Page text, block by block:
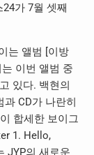
가 7월 셋째
는 앨범 [이방
이번 앨범 중
있다. 백현의
CD가 나란히
합세한 보이그
1. Hello,
JYP의 새로운